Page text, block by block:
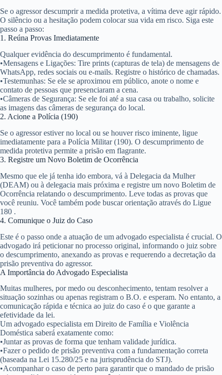
Se o agressor descumprir a medida protetiva, a vítima deve agir rápido.
O silêncio ou a hesitação podem colocar sua vida em risco. Siga este
passo a passo:
1. Reúna Provas Imediatamente
Qualquer evidência do descumprimento é fundamental.
•Mensagens e Ligações: Tire prints (capturas de tela) de mensagens de
WhatsApp, redes sociais ou e-mails. Registre o histórico de chamadas.
•Testemunhas: Se ele se aproximou em público, anote o nome e
contato de pessoas que presenciaram a cena.
•Câmeras de Segurança: Se ele foi até a sua casa ou trabalho, solicite
as imagens das câmeras de segurança do local.
2. Acione a Polícia (190)
Se o agressor estiver no local ou se houver risco iminente, ligue
imediatamente para a Polícia Militar (190). O descumprimento de
medida protetiva permite a prisão em flagrante.
3. Registre um Novo Boletim de Ocorrência
Mesmo que ele já tenha ido embora, vá à Delegacia da Mulher
(DEAM) ou à delegacia mais próxima e registre um novo Boletim de
Ocorrência relatando o descumprimento. Leve todas as provas que
você reuniu. Você também pode buscar orientação através do Ligue
180 .
4. Comunique o Juiz do Caso
Este é o passo onde a atuação de um advogado especialista é crucial. O
advogado irá peticionar no processo original, informando o juiz sobre
o descumprimento, anexando as provas e requerendo a decretação da
prisão preventiva do agressor.
A Importância do Advogado Especialista
Muitas mulheres, por medo ou desconhecimento, tentam resolver a
situação sozinhas ou apenas registram o B.O. e esperam. No entanto, a
comunicação rápida e técnica ao juiz do caso é o que garante a
efetividade da lei.
Um advogado especialista em Direito de Família e Violência
Doméstica saberá exatamente como:
•Juntar as provas de forma que tenham validade jurídica.
•Fazer o pedido de prisão preventiva com a fundamentação correta
(baseada na Lei 15.280/25 e na jurisprudência do STJ).
•Acompanhar o caso de perto para garantir que o mandado de prisão